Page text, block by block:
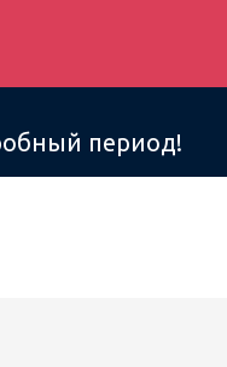
период!